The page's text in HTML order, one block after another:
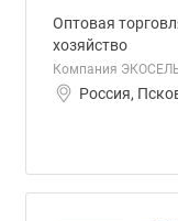
Оптовая
хозяйство
Компания
Россия,